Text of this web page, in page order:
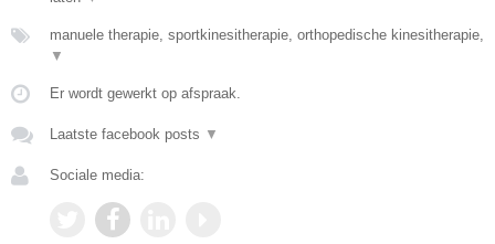
manuele therapie, sportkinesitherapie, orthopedische kinesitherapie,
▼
Er wordt gewerkt op afspraak.
Laatste facebook posts ▼
Sociale media: